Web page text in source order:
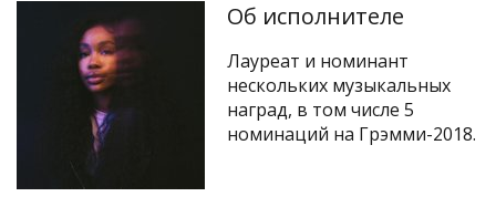
Об исполнителе
Лауреат и номинант
нескольких музыкальных
наград, в том числе 5
номинаций на Грэмми-2018.